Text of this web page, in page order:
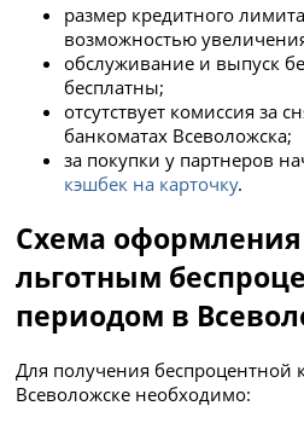
размер кредитного
возможностью
обслуживание и выпуск
бесплатны;
отсутствует комиссия за
банкоматах Всеволожска;
за покупки у партнеров
кэшбек на карточку.
Схема
льготным
периодом в
Для получения беспроцентной
Всеволожске необходимо: